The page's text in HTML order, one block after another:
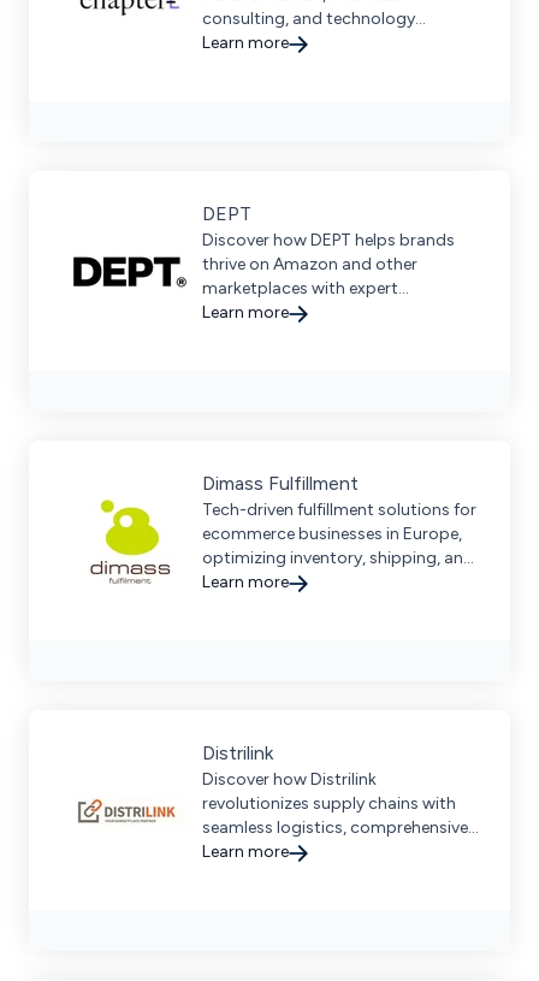
consulting, and technology
integration to help brands scale &
Learn more
DEPT
Discover how DEPT helps brands
thrive on Amazon and other
marketplaces with expert
integration, content services, and a
Learn more
Dimass Fulfillment
Tech-driven fulfillment solutions for
ecommerce businesses in Europe,
optimizing inventory, shipping, and
returns with seamless multi-channel
Learn more
Distrilink
Discover how Distrilink
revolutionizes supply chains with
seamless logistics, comprehensive
distribution networks, and
Learn more